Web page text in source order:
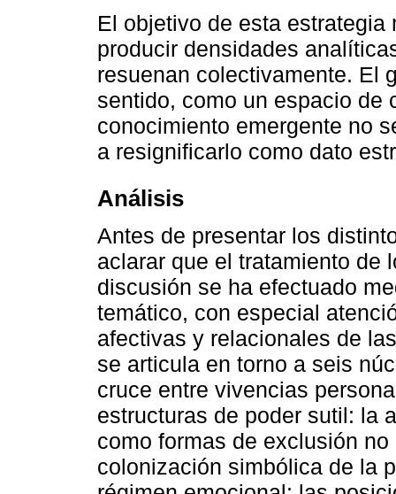
El objetivo de esta
producir densidades
resuenan colectivamente. El
sentido, como un espacio de
conocimiento emergente no
a resignificarlo como dato
Análisis
Antes de presentar los
aclarar que el tratamiento de
discusión se ha efectuado
temático, con especial
afectivas y relacionales de
se articula en torno a seis
cruce entre vivencias
estructuras de poder sutil: la
como formas de exclusión
colonización simbólica de la